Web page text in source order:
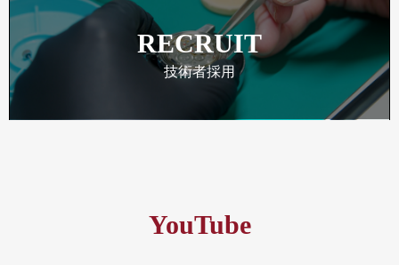
RECRUIT
技術者採用
YouTube